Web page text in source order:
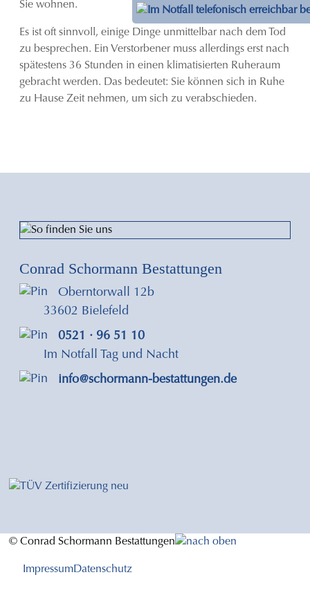
Sie wohnen.
Es ist oft sinnvoll, einige Dinge unmittelbar nach dem Tod
zu besprechen. Ein Verstorbener muss allerdings erst nach
spätestens 36 Stunden in einen klimatisierten Ruheraum
gebracht werden. Das bedeutet: Sie können sich in Ruhe
zu Hause Zeit nehmen, um sich zu verabschieden.
Conrad Schormann Bestattungen
Oberntorwall 12b
33602 Bielefeld
0521 · 96 51 10
Im Notfall Tag und Nacht
info@schormann-bestattungen.de
© Conrad Schormann Bestattungen
ImpressumDatenschutz